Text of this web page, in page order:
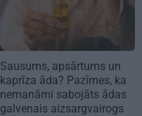
Sausums, apsārtums un
kaprīza āda? Pazīmes, ka
nemanāmi sabojāts ādas
galvenais aizsargvairogs